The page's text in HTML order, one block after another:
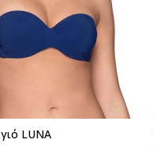
LUNA